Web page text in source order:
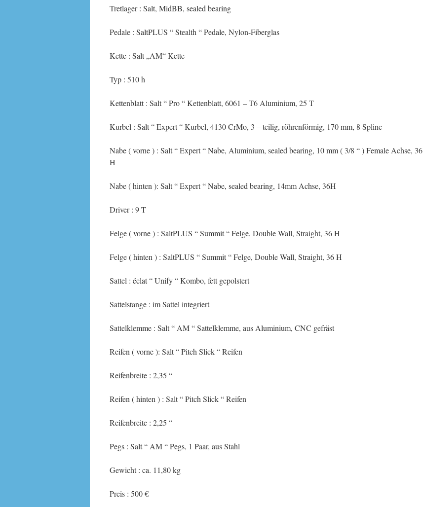
Tretlager : Salt, MidBB, sealed bearing
Pedale : SaltPLUS “ Stealth “ Pedale, Nylon-Fiberglas
Kette : Salt „AM“ Kette
Typ : 510 h
Kettenblatt : Salt “ Pro “ Kettenblatt, 6061 – T6 Aluminium, 25 T
Kurbel : Salt “ Expert “ Kurbel, 4130 CrMo, 3 – teilig, röhrenförmig, 170 mm, 8 Spline
Nabe ( vorne ) : Salt “ Expert “ Nabe, Aluminium, sealed bearing, 10 mm ( 3/8 “ ) Female Achse, 36
H
Nabe ( hinten ): Salt “ Expert “ Nabe, sealed bearing, 14mm Achse, 36H
Driver : 9 T
Felge ( vorne ) : SaltPLUS “ Summit “ Felge, Double Wall, Straight, 36 H
Felge ( hinten ) : SaltPLUS “ Summit “ Felge, Double Wall, Straight, 36 H
Sattel : éclat “ Unify “ Kombo, fett gepolstert
Sattelstange : im Sattel integriert
Sattelklemme : Salt “ AM “ Sattelklemme, aus Aluminium, CNC gefräst
Reifen ( vorne ): Salt “ Pitch Slick “ Reifen
Reifenbreite : 2,35 “
Reifen ( hinten ) : Salt “ Pitch Slick “ Reifen
Reifenbreite : 2,25 “
Pegs : Salt “ AM “ Pegs, 1 Paar, aus Stahl
Gewicht : ca. 11,80 kg
Preis : 500 €